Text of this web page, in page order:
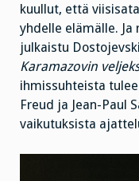
kuullut, että
yhdelle elämälle.
julkaistu
Karamazovin
ihmissuhteista
Freud ja Jean-Paul
vaikutuksista